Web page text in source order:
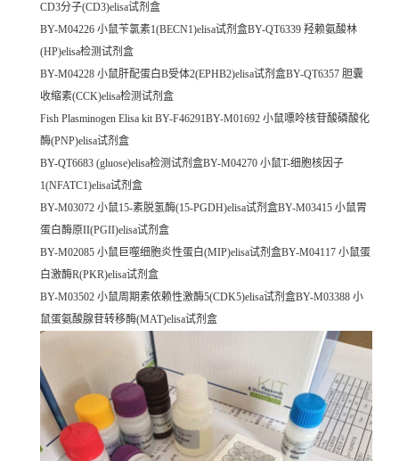
CD3分子(CD3)elisa试剂盒
BY-M04226 小鼠苄氯素1(BECN1)elisa试剂盒BY-QT6339 羟赖氨酸林
(HP)elisa检测试剂盒
BY-M04228 小鼠肝配蛋白B受体2(EPHB2)elisa试剂盒BY-QT6357 胆囊
收缩素(CCK)elisa检测试剂盒
Fish Plasminogen Elisa kit BY-F46291BY-M01692 小鼠嘌呤核苷酸磷酸化
酶(PNP)elisa试剂盒
BY-QT6683 (gluose)elisa检测试剂盒BY-M04270 小鼠T-细胞核因子
1(NFATC1)elisa试剂盒
BY-M03072 小鼠15-素脱氢酶(15-PGDH)elisa试剂盒BY-M03415 小鼠胃
蛋白酶原II(PGII)elisa试剂盒
BY-M02085 小鼠巨噬细胞炎性蛋白(MIP)elisa试剂盒BY-M04117 小鼠蛋
白激酶R(PKR)elisa试剂盒
BY-M03502 小鼠周期素依赖性激酶5(CDK5)elisa试剂盒BY-M03388 小
鼠蛋氨酸腺苷转移酶(MAT)elisa试剂盒